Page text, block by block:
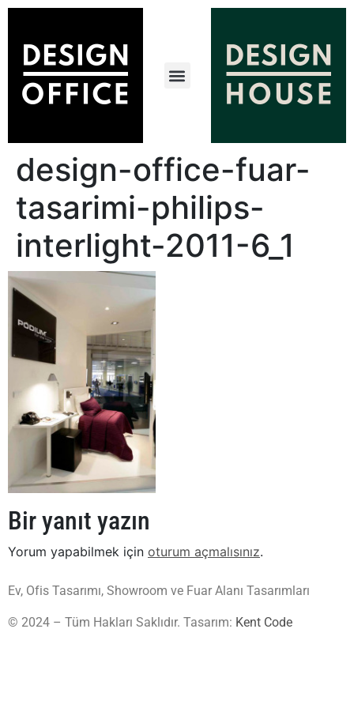
design-office-fuar-
tasarimi-philips-
interlight-2011-6_1
Bir yanıt yazın
Yorum yapabilmek için oturum açmalısınız.
Ev, Ofis Tasarımı, Showroom ve Fuar Alanı Tasarımları
© 2024 – Tüm Hakları Saklıdır. Tasarım: Kent Code